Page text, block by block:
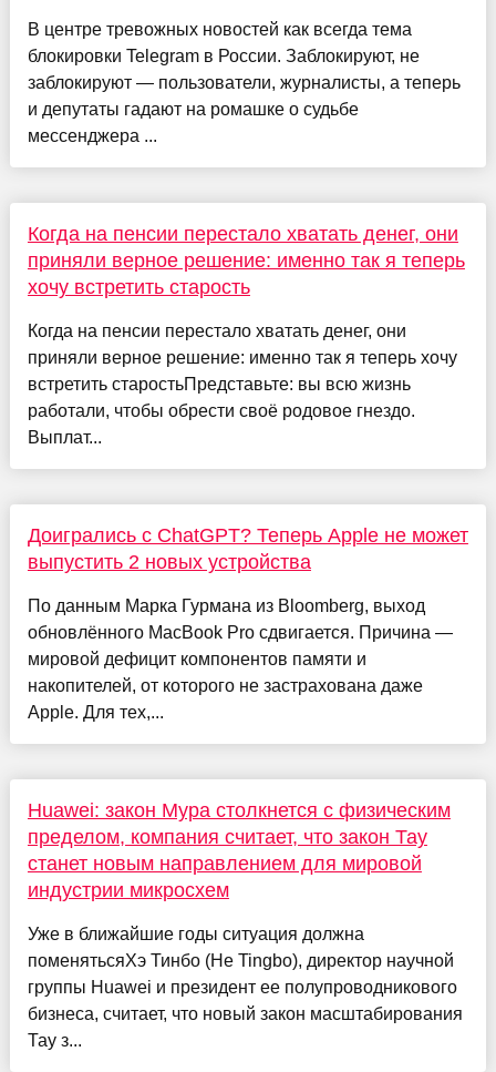
В центре тревожных новостей как всегда тема
блокировки Telegram в России. Заблокируют, не
заблокируют — пользователи, журналисты, а теперь
и депутаты гадают на ромашке о судьбе
мессенджера ...
Когда на пенсии перестало хватать денег, они
приняли верное решение: именно так я теперь
хочу встретить старость
Когда на пенсии перестало хватать денег, они
приняли верное решение: именно так я теперь хочу
встретить старостьПредставьте: вы всю жизнь
работали, чтобы обрести своё родовое гнездо.
Выплат...
Доигрались с ChatGPT? Теперь Apple не может
выпустить 2 новых устройства
По данным Марка Гурмана из Bloomberg, выход
обновлённого MacBook Pro сдвигается. Причина —
мировой дефицит компонентов памяти и
накопителей, от которого не застрахована даже
Apple. Для тех,...
Huawei: закон Мура столкнется с физическим
пределом, компания считает, что закон Тау
станет новым направлением для мировой
индустрии микросхем
Уже в ближайшие годы ситуация должна
поменятьсяХэ Тинбо (He Tingbo), директор научной
группы Huawei и президент ее полупроводникового
бизнеса, считает, что новый закон масштабирования
Тау з...